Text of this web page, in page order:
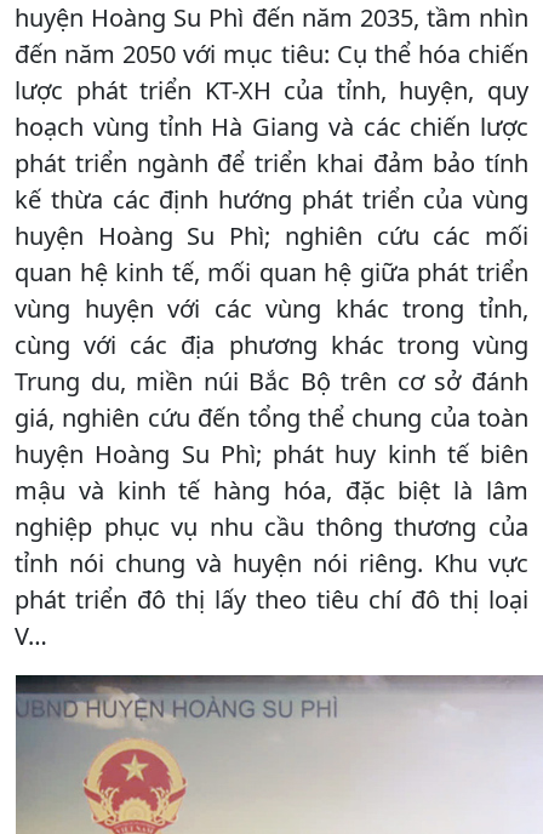
huyện Hoàng Su Phì đến năm 2035, tầm nhìn
đến năm 2050 với mục tiêu: Cụ thể hóa chiến
lược phát triển KT-XH của tỉnh, huyện, quy
hoạch vùng tỉnh Hà Giang và các chiến lược
phát triển ngành để triển khai đảm bảo tính
kế thừa các định hướng phát triển của vùng
huyện Hoàng Su Phì; nghiên cứu các mối
quan hệ kinh tế, mối quan hệ giữa phát triển
vùng huyện với các vùng khác trong tỉnh,
cùng với các địa phương khác trong vùng
Trung du, miền núi Bắc Bộ trên cơ sở đánh
giá, nghiên cứu đến tổng thể chung của toàn
huyện Hoàng Su Phì; phát huy kinh tế biên
mậu và kinh tế hàng hóa, đặc biệt là lâm
nghiệp phục vụ nhu cầu thông thương của
tỉnh nói chung và huyện nói riêng. Khu vực
phát triển đô thị lấy theo tiêu chí đô thị loại
V…